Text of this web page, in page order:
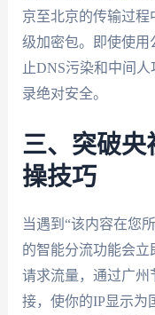
京至北京的传输过
级加密包。即使使用
止DNS污染和中间
录绝对安全。
三、突破央
操技巧
当遇到“该内容在您
的智能分流功能会
请求流量，通过广州
接，使你的IP显示为